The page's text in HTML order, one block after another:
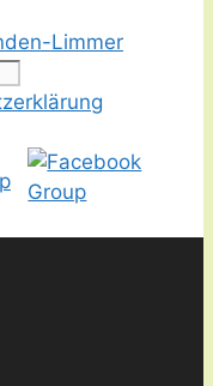
Limmer